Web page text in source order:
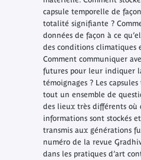
capsule temporelle de
totalité signifiante ?
données de façon à ce
des conditions climatiques
Comment communiquer
futures pour leur indiquer
témoignages ? Les
tout un ensemble de
des lieux très différents où
informations sont stockés
transmis aux générations
numéro de la revue
dans les pratiques d’art